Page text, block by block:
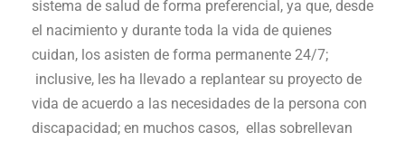
sistema de salud de forma preferencial, ya que, desde
el nacimiento y durante toda la vida de quienes
cuidan, los asisten de forma permanente 24/7;
inclusive, les ha llevado a replantear su proyecto de
vida de acuerdo a las necesidades de la persona con
discapacidad; en muchos casos, ellas sobrellevan